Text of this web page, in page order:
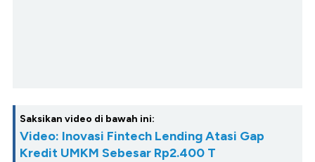
Saksikan video di bawah ini:
Video: Inovasi Fintech Lending Atasi Gap
Kredit UMKM Sebesar Rp2.400 T